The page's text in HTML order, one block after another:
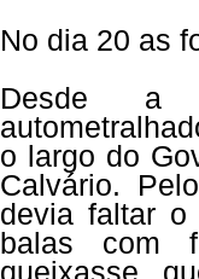
No dia 20 as
Desde a
o largo do
Calvário.
devia faltar
balas com
queixasse